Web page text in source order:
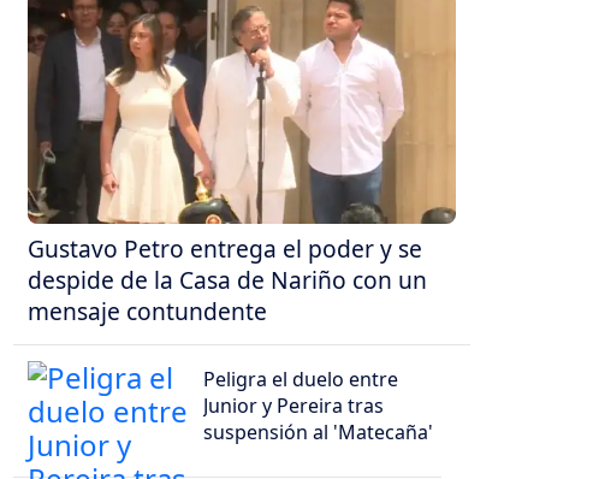
Gustavo Petro entrega el poder y se
despide de la Casa de Nariño con un
mensaje contundente
Peligra el duelo entre
Junior y Pereira tras
suspensión al 'Matecaña'